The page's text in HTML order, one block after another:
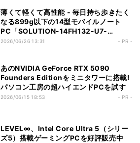
薄くて軽くて高性能 - 毎日持ち歩きたく
なる899g以下の14型モバイルノート
PC「SOLUTION-14FH132-U7-
UCSX」
2026/06/26 13:31 - PR -
あのNVIDIA GeForce RTX 5090
Founders Editionをミニタワーに搭載!
パソコン工房の超ハイエンドPCを試す
2026/06/15 18:53 - PR -
LEVEL∞、Intel Core Ultra 5（シリー
ズ5）搭載ゲーミングPCを好評販売中